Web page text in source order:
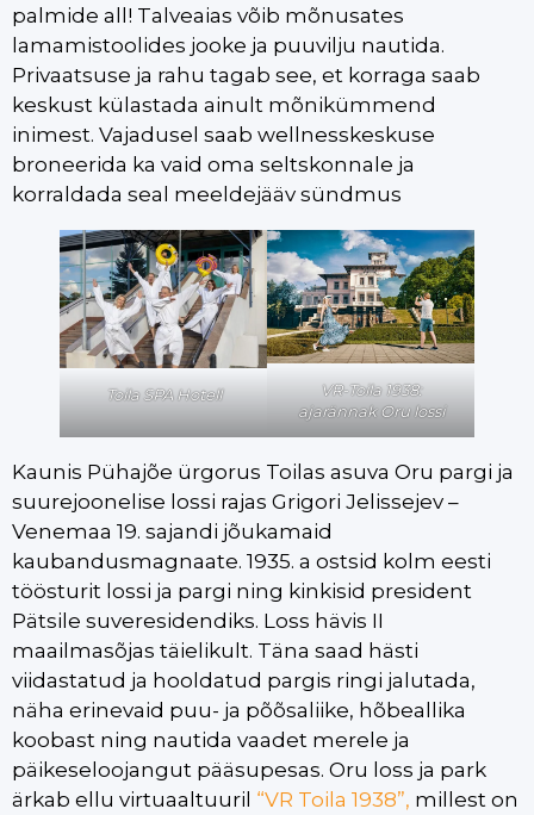
palmide all! Talveaias võib mõnusates
lamamistoolides jooke ja puuvilju nautida.
Privaatsuse ja rahu tagab see, et korraga saab
keskust külastada ainult mõnikümmend
inimest. Vajadusel saab wellnesskeskuse
broneerida ka vaid oma seltskonnale ja
korraldada seal meeldejääv sündmus
Toila SPA Hotell
VR-Toila 1938:
ajarännak Oru lossi
Kaunis Pühajõe ürgorus Toilas asuva Oru pargi ja
suurejoonelise lossi rajas Grigori Jelissejev –
Venemaa 19. sajandi jõukamaid
kaubandusmagnaate. 1935. a ostsid kolm eesti
töösturit lossi ja pargi ning kinkisid president
Pätsile suveresidendiks. Loss hävis II
maailmasõjas täielikult. Täna saad hästi
viidastatud ja hooldatud pargis ringi jalutada,
näha erinevaid puu- ja põõsaliike, hõbeallika
koobast ning nautida vaadet merele ja
päikeseloojangut pääsupesas. Oru loss ja park
ärkab ellu virtuaaltuuril “VR Toila 1938”, millest on